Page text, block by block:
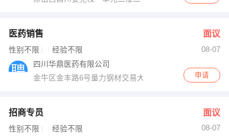
医药销售 面议
性别不限 经验不限
08-07
四川华鼎医药有限公司
金牛区金丰路6号量力钢材交易大厦C座9F
申请
招商专员 面议
性别不限 经验不限
08-07